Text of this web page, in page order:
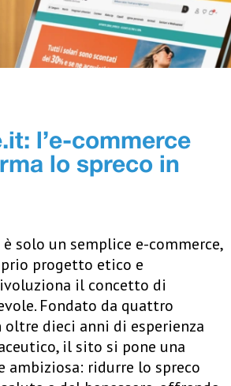
l’e-commerce
lo spreco in
solo un semplice e-commerce,
progetto etico e
il concetto di
Fondato da quattro
dieci anni di esperienza
il sito si pone una
ambiziosa: ridurre lo spreco